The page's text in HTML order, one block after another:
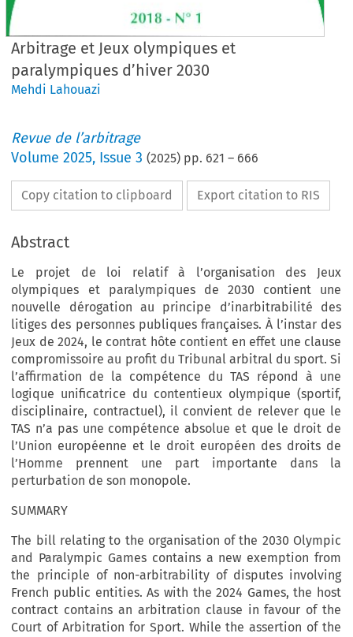
Arbitrage et Jeux olympiques et
paralympiques d’hiver 2030
Mehdi Lahouazi
Revue de l’arbitrage
Volume2025, Issue 3 (2025) pp. 621 – 666
Copy citation to clipboard Export citation to RIS
Abstract
Le projet de loi relatif à l’organisation des Jeux
olympiques et paralympiques de 2030 contient une
nouvelle dérogation au principe d’inarbitrabilité des
litiges des personnes publiques françaises. À l’instar des
Jeux de 2024, le contrat hôte contient en effet une clause
compromissoire au profit du Tribunal arbitral du sport. Si
l’affirmation de la compétence du TAS répond à une
logique unificatrice du contentieux olympique (sportif,
disciplinaire, contractuel), il convient de relever que le
TAS n’a pas une compétence absolue et que le droit de
l’Union européenne et le droit européen des droits de
l’Homme prennent une part importante dans la
perturbation de son monopole.
SUMMARY
The bill relating to the organisation of the 2030 Olympic
and Paralympic Games contains a new exemption from
the principle of non-arbitrability of disputes involving
French public entities. As with the 2024 Games, the host
contract contains an arbitration clause in favour of the
Court of Arbitration for Sport. While the assertion of the